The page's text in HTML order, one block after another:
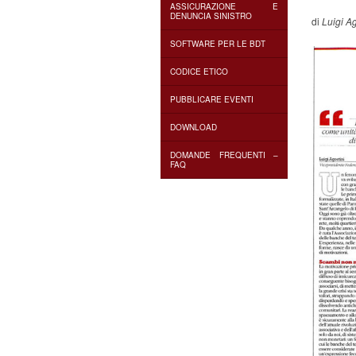
ASSICURAZIONE E
DENUNCIA SINISTRO
SOFTWARE PER LE BDT
CODICE ETICO
PUBBLICARE EVENTI
DOWNLOAD
DOMANDE FREQUENTI –
FAQ
di Luigi